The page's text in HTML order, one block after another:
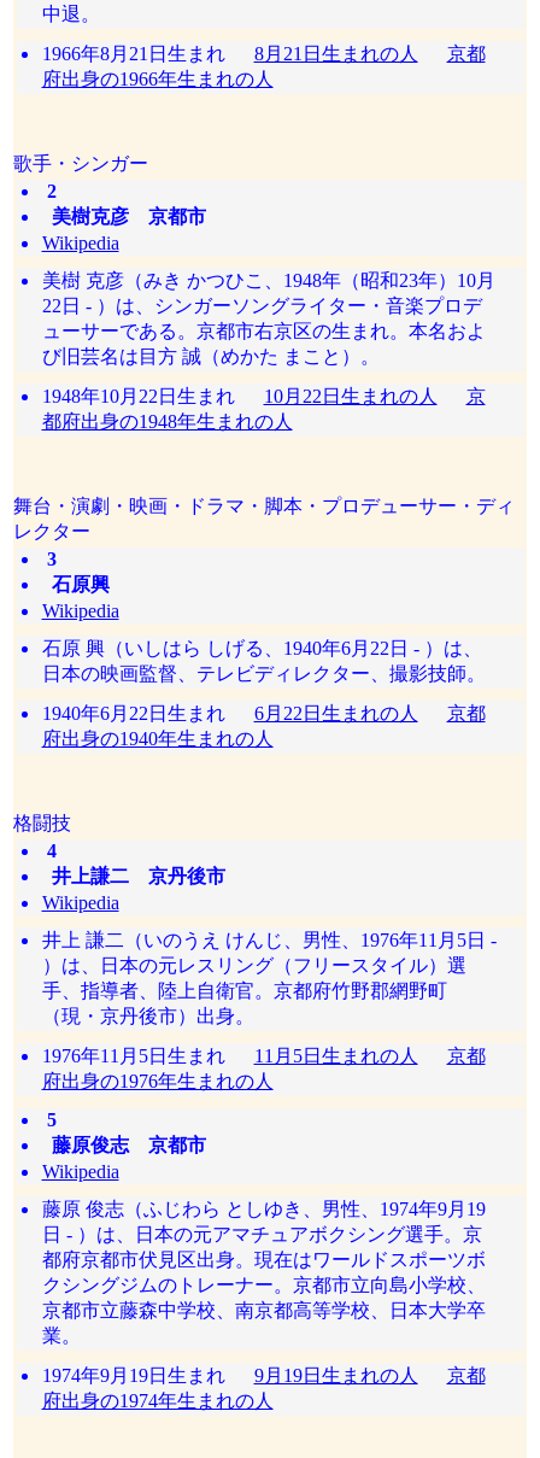
中退。
1966年8月21日生まれ 8月21日生まれの人
京都
府出身の1966年生まれの人
歌手・シンガー
2
美樹克彦 京都市
Wikipedia
美樹 克彦（みき かつひこ、1948年（昭和23年）10月
22日 - ）は、シンガーソングライター・音楽プロデ
ューサーである。京都市右京区の生まれ。本名およ
び旧芸名は目方 誠（めかた まこと）。
1948年10月22日生まれ 10月22日生まれの人
京
都府出身の1948年生まれの人
舞台・演劇・映画・ドラマ・脚本・プロデューサー・ディ
レクター
3
石原興
Wikipedia
石原 興（いしはら しげる、1940年6月22日 - ）は、
日本の映画監督、テレビディレクター、撮影技師。
1940年6月22日生まれ 6月22日生まれの人
京都
府出身の1940年生まれの人
格闘技
4
井上謙二 京丹後市
Wikipedia
井上 謙二（いのうえ けんじ、男性、1976年11月5日 -
）は、日本の元レスリング（フリースタイル）選
手、指導者、陸上自衛官。京都府竹野郡網野町
（現・京丹後市）出身。
1976年11月5日生まれ 11月5日生まれの人
京都
府出身の1976年生まれの人
5
藤原俊志 京都市
Wikipedia
藤原 俊志（ふじわら としゆき、男性、1974年9月19
日 - ）は、日本の元アマチュアボクシング選手。京
都府京都市伏見区出身。現在はワールドスポーツボ
クシングジムのトレーナー。京都市立向島小学校、
京都市立藤森中学校、南京都高等学校、日本大学卒
業。
1974年9月19日生まれ 9月19日生まれの人
京都
府出身の1974年生まれの人